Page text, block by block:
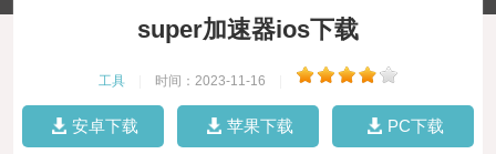
super加速器ios下载
工具 时间：2023-11-16
安卓下载 苹果下载 PC下载